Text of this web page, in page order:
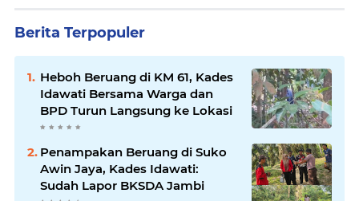
Berita Terpopuler
Heboh Beruang di KM 61, Kades
Idawati Bersama Warga dan
BPD Turun Langsung ke Lokasi
Penampakan Beruang di Suko
Awin Jaya, Kades Idawati:
Sudah Lapor BKSDA Jambi